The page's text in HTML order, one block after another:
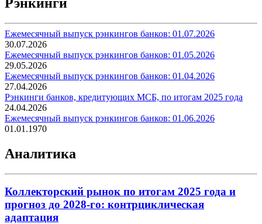
Ежемесячный выпуск рэнкингов банков: 01.07.2026
30.07.2026
Ежемесячный выпуск рэнкингов банков: 01.05.2026
29.05.2026
Ежемесячный выпуск рэнкингов банков: 01.04.2026
27.04.2026
Рэнкинги банков, кредитующих МСБ, по итогам 2025 года
24.04.2026
Ежемесячный выпуск рэнкингов банков: 01.06.2026
01.01.1970
Аналитика
Коллекторский рынок по итогам 2025 года и
прогноз до 2028-го: контрциклическая
адаптация